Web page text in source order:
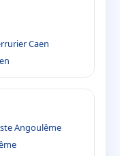
Caen
Angoulême